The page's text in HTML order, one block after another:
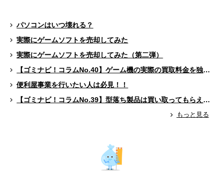
パソコンはいつ壊れる？
実際にゲームソフトを売却してみた
実際にゲームソフトを売却してみた（第二弾）
【ゴミナビ！コラムNo.40】ゲーム機の実際の買取料金を独自調査！！
便利屋事業を行いたい人は必見！！
【ゴミナビ！コラムNo.39】型落ち製品は買い取ってもらえる？（ゲームソフト編）
もっと見る